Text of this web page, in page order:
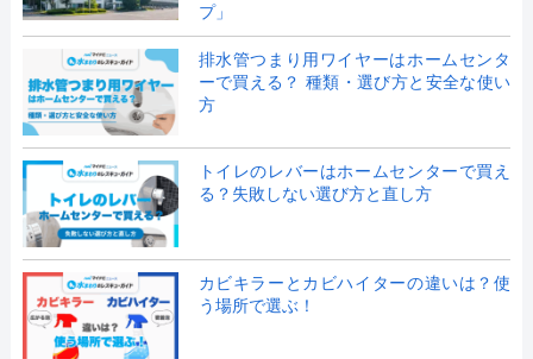
プ」
排水管つまり用ワイヤーはホームセンタ
ーで買える？ 種類・選び方と安全な使い
方
トイレのレバーはホームセンターで買え
る？失敗しない選び方と直し方
カビキラーとカビハイターの違いは？使
う場所で選ぶ！